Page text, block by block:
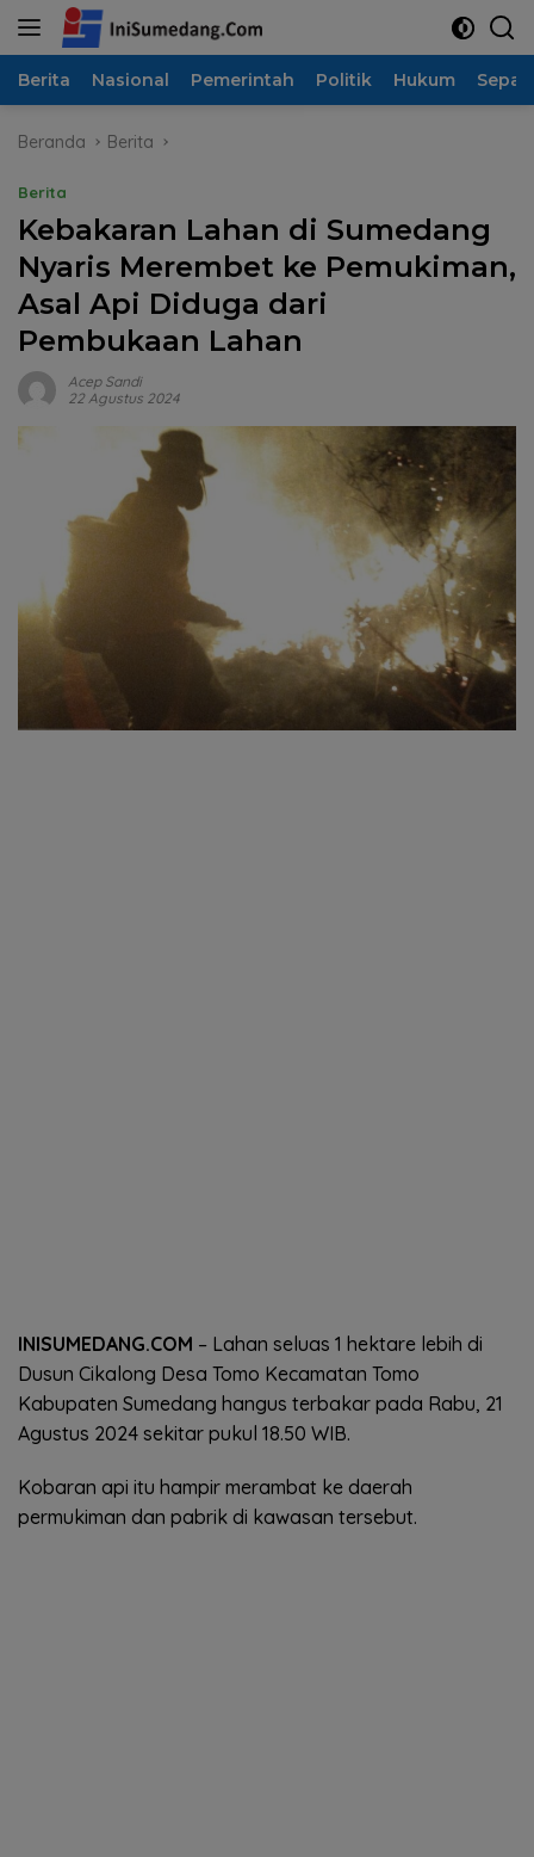
Langsung
Berita Nasional Pemerintah Politik Hukum
Beranda Berita
Berita
Kebakaran Lahan di Sumedang
Nyaris Merembet ke Pemukiman,
Asal Api Diduga dari
Pembukaan Lahan
Acep Sandi
22 Agustus 2024
INISUMEDANG.COM – Lahan seluas 1 hektare lebih di
Dusun Cikalong Desa Tomo Kecamatan Tomo
Kabupaten Sumedang hangus terbakar pada Rabu, 21
Agustus 2024 sekitar pukul 18.50 WIB.
Kobaran api itu hampir merambat ke daerah
permukiman dan pabrik di kawasan tersebut.